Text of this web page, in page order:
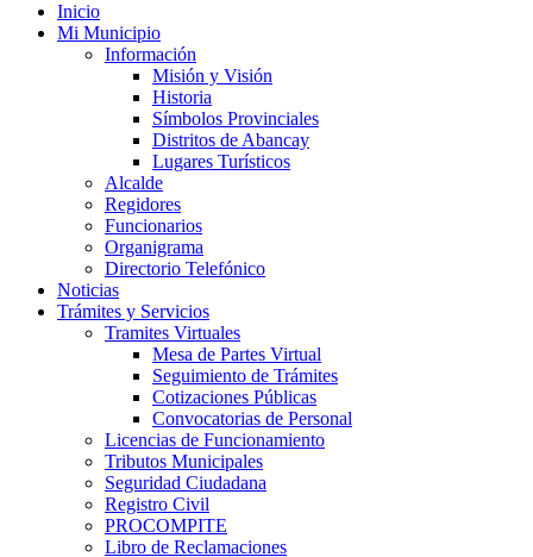
Inicio
Mi Municipio
Información
Misión y Visión
Historia
Símbolos Provinciales
Distritos de Abancay
Lugares Turísticos
Alcalde
Regidores
Funcionarios
Organigrama
Directorio Telefónico
Noticias
Trámites y Servicios
Tramites Virtuales
Mesa de Partes Virtual
Seguimiento de Trámites
Cotizaciones Públicas
Convocatorias de Personal
Licencias de Funcionamiento
Tributos Municipales
Seguridad Ciudadana
Registro Civil
PROCOMPITE
Libro de Reclamaciones